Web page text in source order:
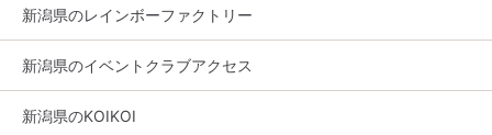
新潟県のレインボーファクトリー
新潟県のイベントクラブアクセス
新潟県のKOIKOI